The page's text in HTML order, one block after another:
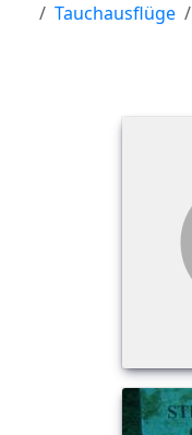
Tauchausflüge